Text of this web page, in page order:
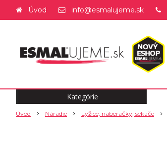
Úvod info@esmalujeme.sk
Úvod Náradie Lyžice, naberačky, sekáče
Kategórie